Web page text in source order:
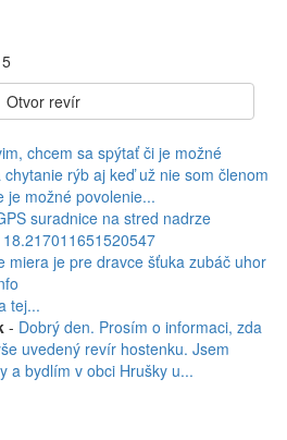
Otvor revír
chcem sa spýtať či je možné
rýb aj keď už nie som členom
je možné povolenie...
suradnice na stred nadrze
miera je pre dravce šťuka zubáč uhor
tej...
- Dobrý den. Prosím o informaci, zda
uvedený revír hostenku. Jsem
a bydlím v obci Hrušky u...